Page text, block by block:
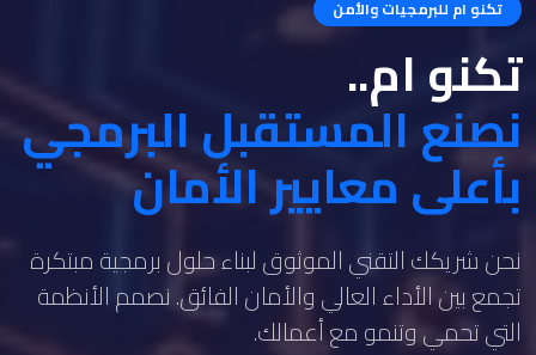
تكنو ام للبرمجيات والأمن
تكنو ام..
نصنع المستقبل البرمجي
بأعلى معايير الأمان
نحن شريكك التقني الموثوق لبناء حلول برمجية مبتكرة
تجمع بين الأداء العالي والأمان الفائق. نصمم الأنظمة
التي تحمي وتنمو مع أعمالك.